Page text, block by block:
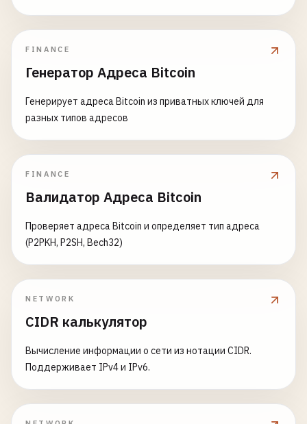
FINANCE
Генератор Адреса Bitcoin
Генерирует адреса Bitcoin из приватных ключей для
разных типов адресов
FINANCE
Валидатор Адреса Bitcoin
Проверяет адреса Bitcoin и определяет тип адреса
(P2PKH, P2SH, Bech32)
NETWORK
CIDR калькулятор
Вычисление информации о сети из нотации CIDR.
Поддерживает IPv4 и IPv6.